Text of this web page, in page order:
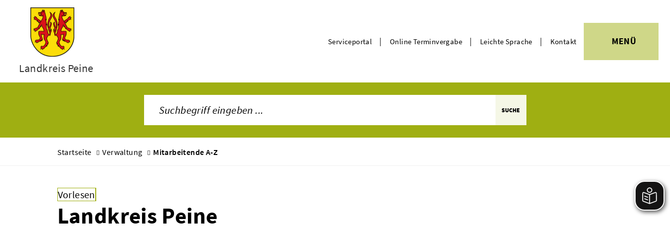
Landkreis Peine
Serviceportal | Online Terminvergabe | Leichte Sprache | Kontakt MENÜ
SUCHE
Startseite Verwaltung Mitarbeitende A-Z
Vorlesen
Landkreis Peine